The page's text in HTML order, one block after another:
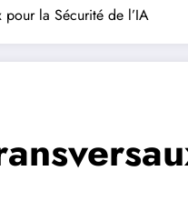
pour la Sécurité de l’IA